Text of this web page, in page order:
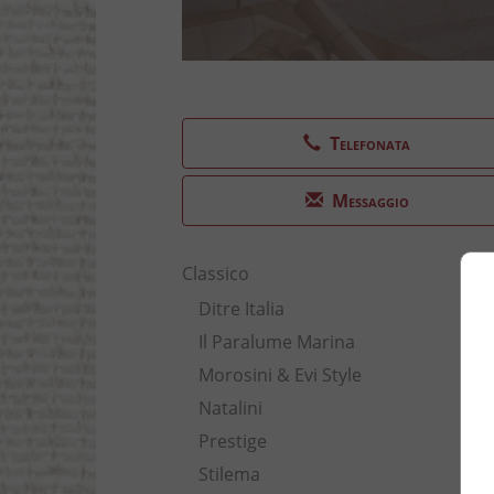
Telefonata
Messaggio
Classico
Ditre Italia
Il Paralume Marina
Morosini & Evi Style
Natalini
Prestige
Stilema